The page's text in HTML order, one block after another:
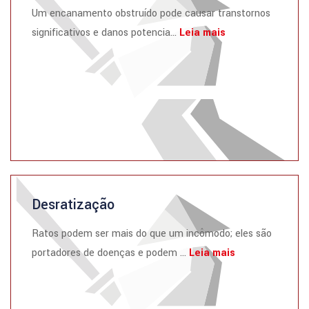
Um encanamento obstruído pode causar transtornos
significativos e danos potencia... Leia mais
Desratização
Ratos podem ser mais do que um incômodo; eles são
portadores de doenças e podem ... Leia mais